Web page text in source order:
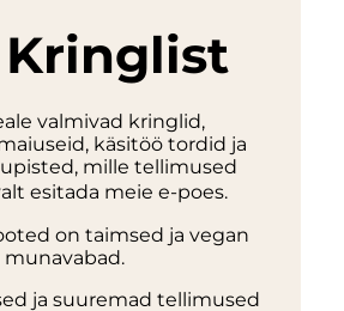
valmivad kringlid,
käsitöö tordid ja
mille tellimused
esitada meie e-poes.
on taimsed ja vegan
ja suuremad tellimused